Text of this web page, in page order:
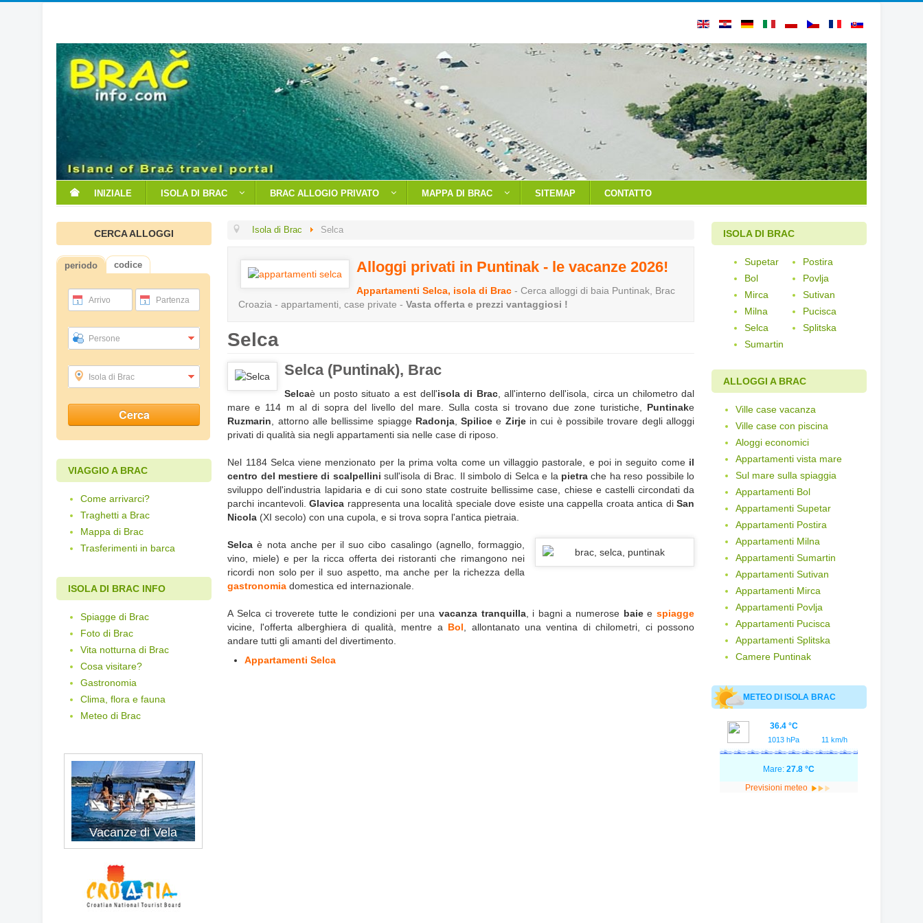
INIZIALE ISOLA DI BRAC BRAC ALLOGIO PRIVATO MAPPA DI BRAC SITEMAP CONTATTO
CERCA ALLOGGI
periodo codice
Arrivo Partenza
Persone
Isola di Brac
VIAGGIO A BRAC
Come arrivarci?
Traghetti a Brac
Mappa di Brac
Trasferimenti in barca
ISOLA DI BRAC INFO
Spiagge di Brac
Foto di Brac
Vita notturna di Brac
Cosa visitare?
Gastronomia
Clima, flora e fauna
Meteo di Brac
Vacanze di Vela
Isola di Brac Selca
Alloggi privati in Puntinak - le vacanze 2026!
Appartamenti Selca, isola di Brac - Cerca alloggi di baia Puntinak, Brac
Croazia - appartamenti, case private -Vasta offerta e prezzi vantaggiosi !
Selca
Selca (Puntinak), Brac
Selcaè un posto situato a est dell'isola di Brac, all'interno dell'isola, circa un chilometro dal
mare e 114 m al di sopra del livello del mare. Sulla costa si trovano due zone turistiche, Puntinake
Ruzmarin , attorno alle bellissime spiagge Radonja,Spilicee Zirje in cui è possibile trovare degli alloggi
privati di qualità sia negli appartamenti sia nelle case di riposo.
Nel 1184 Selca viene menzionato per la prima volta come un villaggio pastorale, e poi in seguito come il
centro del mestiere di scalpellini sull'isola di Brac. Il simbolo di Selca e la pietrache ha reso possibile lo
sviluppo dell'industria lapidaria e di cui sono state costruite bellissime case, chiese e castelli circondati da
parchi incantevoli.Glavica rappresenta una località speciale dove esiste una cappella croata antica di San
Nicola (XI secolo) con una cupola, e si trova sopra l'antica pietraia.
Selcaè nota anche per il suo cibo casalingo (agnello, formaggio,
vino, miele) e per la ricca offerta dei ristoranti che rimangono nei
ricordi non solo per il suo aspetto, ma anche per la richezza della
gastronomiadomestica ed internazionale.
A Selca ci troverete tutte le condizioni per una vacanza tranquilla, i bagni a numerose baiee spiagge
vicine, l'offerta alberghiera di qualità, mentre a Bol , allontanato una ventina di chilometri, ci possono
andare tutti gli amanti del divertimento.
Appartamenti Selca
ISOLA DI BRAC
Supetar
Postira
Bol
Povlja
Mirca
Sutivan
Milna
Pucisca
Selca
Splitska
Sumartin
ALLOGGI A BRAC
Ville case vacanza
Ville case con piscina
Aloggi economici
Appartamenti vista mare
Sul mare sulla spiaggia
Appartamenti Bol
Appartamenti Supetar
Appartamenti Postira
Appartamenti Milna
Appartamenti Sumartin
Appartamenti Sutivan
Appartamenti Mirca
Appartamenti Povlja
Appartamenti Pucisca
Appartamenti Splitska
Camere Puntinak
METEO DI ISOLA BRAC
36.4 °C
1013 hPa 11 km/h
Mare:27.8 °C
Previsioni meteo